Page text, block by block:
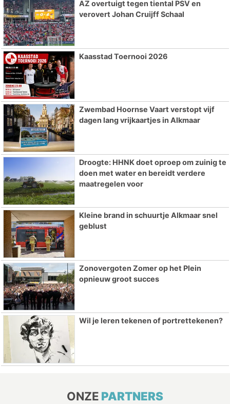
AZ overtuigt tegen tiental PSV en
verovert Johan Cruijff Schaal
Kaasstad Toernooi 2026
Zwembad Hoornse Vaart verstopt vijf
dagen lang vrijkaartjes in Alkmaar
Droogte: HHNK doet oproep om zuinig te
doen met water en bereidt verdere
maatregelen voor
Kleine brand in schuurtje Alkmaar snel
geblust
Zonovergoten Zomer op het Plein
opnieuw groot succes
Wil je leren tekenen of portrettekenen?
ONZE PARTNERS